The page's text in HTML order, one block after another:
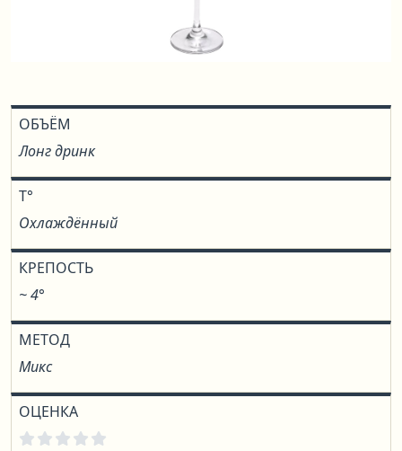
ОБЪЁМ
Лонг дринк
T°
Охлаждённый
КРЕПОСТЬ
~ 4°
МЕТОД
Микс
ОЦЕНКА